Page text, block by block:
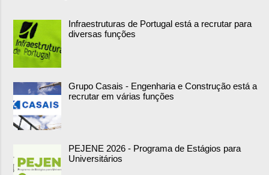
Infraestruturas de Portugal está a recrutar para
diversas funções
Grupo Casais - Engenharia e Construção está a
recrutar em várias funções
PEJENE 2026 - Programa de Estágios para
Universitários